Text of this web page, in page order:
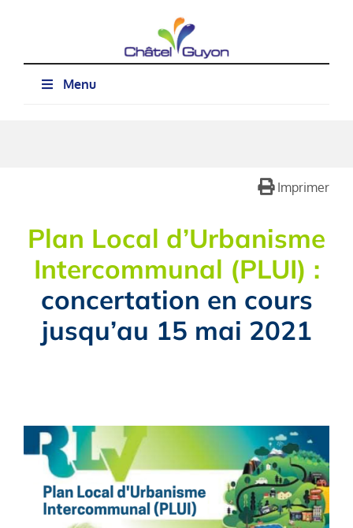
Menu
Imprimer
Plan Local d’Urbanisme
Intercommunal (PLUI) :
concertation en cours
jusqu’au 15 mai 2021